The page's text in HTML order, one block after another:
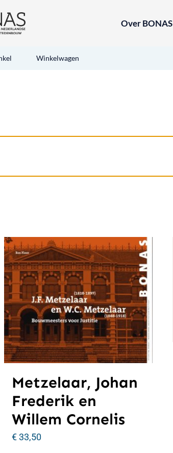
Over BONAS
Winkelwagen
Metzelaar, Johan
Frederik en
Willem Cornelis
€33,50